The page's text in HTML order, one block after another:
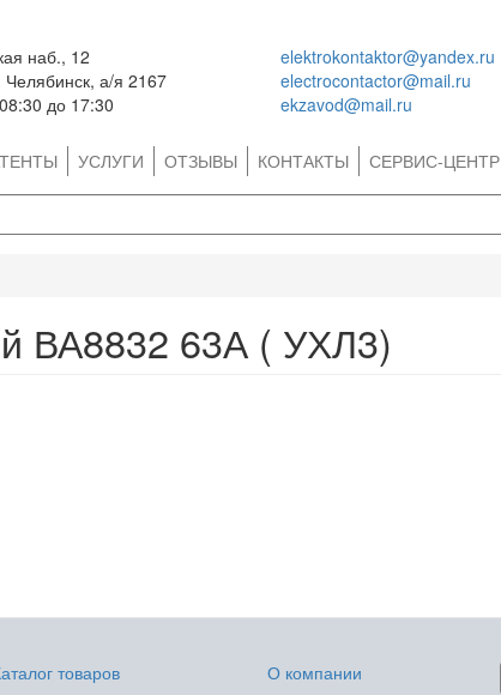
наб., 12
а/я 2167
до 17:30
elektrokontaktor@yandex.ru
electrocontactor@mail.ru
ekzavod@mail.ru
УСЛУГИ ОТЗЫВЫ КОНТАКТЫ СЕРВИС-ЦЕНТР
ВА8832 63А ( УХЛ3)
товаров
О компании